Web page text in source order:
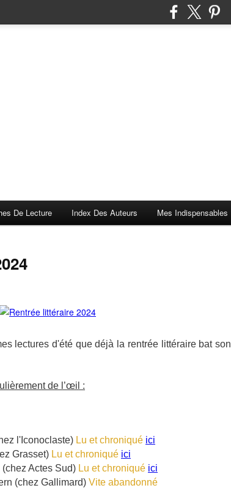
De Lecture Index Des Auteurs Mes Indispensables
lectures d'été que déjà la rentrée littéraire bat son
de l’œil :
l'Iconoclaste) Lu et chroniqué ici
Grasset) Lu et chroniqué ici
Actes Sud) Lu et chroniqué ici
(chez Gallimard) Vite abandonné